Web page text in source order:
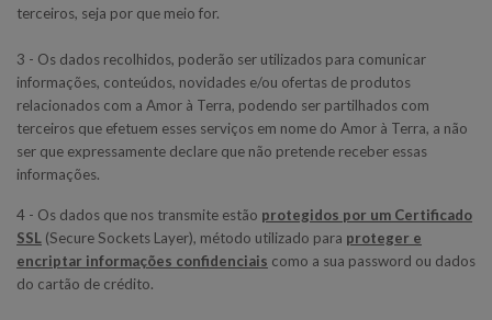
terceiros, seja por que meio for.
3 - Os dados recolhidos, poderão ser utilizados para comunicar
informações, conteúdos, novidades e/ou ofertas de produtos
relacionados com a Amor à Terra, podendo ser partilhados com
terceiros que efetuem esses serviços em nome do Amor à Terra, a não
ser que expressamente declare que não pretende receber essas
informações.
4 - Os dados que nos transmite estão protegidos por um Certificado
SSL (Secure Sockets Layer), método utilizado para proteger e
encriptar informações confidenciais como a sua password ou dados
do cartão de crédito.